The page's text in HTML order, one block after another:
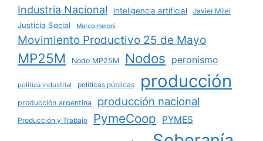
Industria Nacional inteligencia artificial Javier Milei
Justicia Social Marco meloni
Movimiento Productivo 25 de Mayo
MP25M Nodo MP25M Nodos peronismo
política industrial políticas públicas producción
producción argentina producción nacional
Producción y Trabajo PymeCoop PYMES